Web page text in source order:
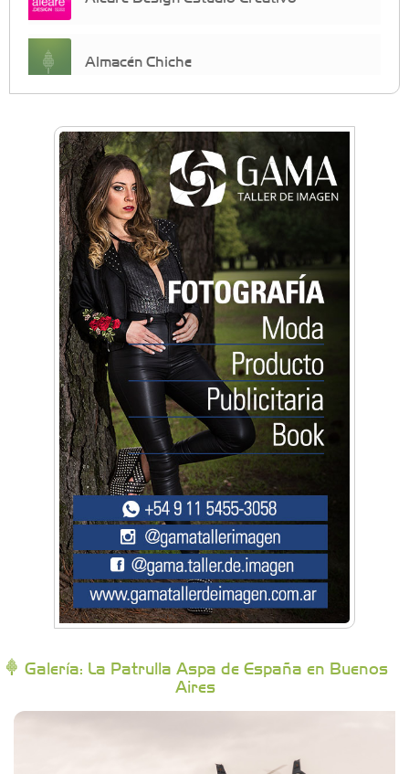
Almacén Chiche
crecimiento personal
Arq. Horacio Alejandro Sánchez
Artística ApasionArte
Artística Catalina
Artística Veral
BAIC Ramos Mejía
Brisé Estudio de Danzas
Buenos Aires Equipar
Campoy Federik - Productores Asesores de
Seguros
Carniceria y granja El Viejo Peña
Galería: La Patrulla Aspa de España en Buenos
Aires